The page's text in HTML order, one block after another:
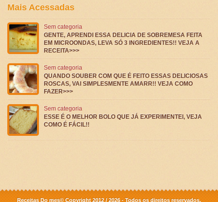
Mais Acessadas
Sem categoria
GENTE, APRENDI ESSA DELICIA DE SOBREMESA FEITA
EM MICROONDAS, LEVA SÓ 3 INGREDIENTES!! VEJA A
RECEITA>>>
Sem categoria
QUANDO SOUBER COM QUE É FEITO ESSAS DELICIOSAS
ROSCAS, VAI SIMPLESMENTE AMARR!! VEJA COMO
FAZER>>>
Sem categoria
ESSE É O MELHOR BOLO QUE JÁ EXPERIMENTEI, VEJA
COMO É FÁCIL!!
Receitas Do mes© Copyright 2012 / 2026 - Todos os direitos reservados.